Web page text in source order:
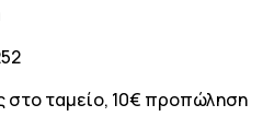
στο ταμείο, 10€ προπώληση